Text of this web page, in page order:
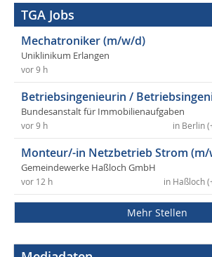
TGA Jobs
Mechatroniker (m/w/d)
Uniklinikum Erlangen
vor 9 h
Betriebsingenieurin /
Bundesanstalt für Immobilienaufgaben
in Berlin
vor 9 h
Monteur/-in Netzbetrieb Strom
Gemeindewerke Haßloch GmbH
in Haßloch
vor 12 h
Mehr Stellen